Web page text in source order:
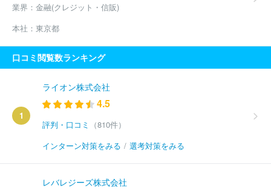
業界： 金融(クレジット・信販)
本社： 東京都
口コミ閲覧数ランキング
1
ライオン株式会社
4.5
評判・口コミ
（810件）
インターン対策をみる / 選考対策をみる
レバレジーズ株式会社